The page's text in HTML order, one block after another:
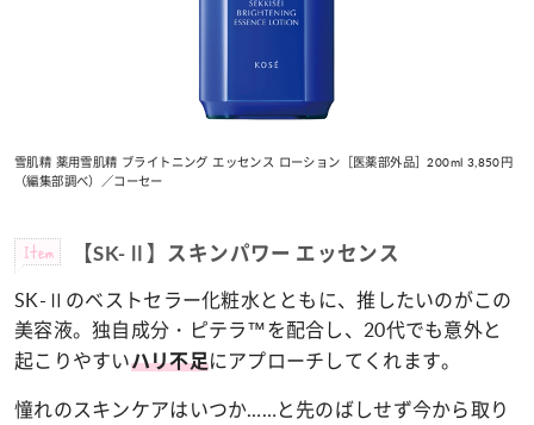
雪肌精 薬用雪肌精 ブライトニング エッセンス ローション［医薬部外品］200ml 3,850円
（編集部調べ）／コーセー
Item 【SK-Ⅱ】スキンパワー エッセンス
SK-Ⅱのベストセラー化粧水とともに、推したいのがこの
美容液。独自成分・ピテラ™を配合し、20代でも意外と
起こりやすいハリ不足にアプローチしてくれます。
憧れのスキンケアはいつか……と先のばしせず今から取り